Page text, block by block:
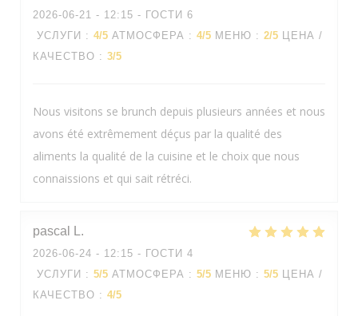
2026-06-21 - 12:15 - ГОСТИ 6
УСЛУГИ : 4/5 АТМОСФЕРА : 4/5 МЕНЮ : 2/5 ЦЕНА /
КАЧЕСТВО : 3/5
Nous visitons se brunch depuis plusieurs années et nous
avons été extrêmement déçus par la qualité des
aliments la qualité de la cuisine et le choix que nous
connaissions et qui sait rétréci.
pascal L
2026-06-24 - 12:15 - ГОСТИ 4
УСЛУГИ : 5/5 АТМОСФЕРА : 5/5 МЕНЮ : 5/5 ЦЕНА /
КАЧЕСТВО : 4/5